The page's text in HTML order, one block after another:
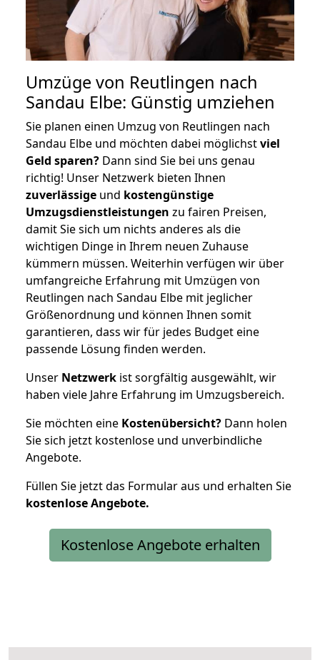
Umzüge von Reutlingen nach
Sandau Elbe: Günstig umziehen
Sie planen einen Umzug von Reutlingen nach
Sandau Elbe und möchten dabei möglichstviel
Geld sparen? Dann sind Sie bei uns genau
richtig! Unser Netzwerk bieten Ihnen
zuverlässige und kostengünstige
Umzugsdienstleistungen zu fairen Preisen,
damit Sie sich um nichts anderes als die
wichtigen Dinge in Ihrem neuen Zuhause
kümmern müssen. Weiterhin verfügen wir über
umfangreiche Erfahrung mit Umzügen von
Reutlingen nach Sandau Elbe mit jeglicher
Größenordnung und können Ihnen somit
garantieren, dass wir für jedes Budget eine
passende Lösung finden werden.
Unser Netzwerk ist sorgfältig ausgewählt, wir
haben viele Jahre Erfahrung im Umzugsbereich.
Sie möchten eine Kostenübersicht? Dann holen
Sie sich jetzt kostenlose und unverbindliche
Angebote.
Füllen Sie jetzt das Formular aus und erhalten Sie
kostenloseAngebote.
Kostenlose Angebote erhalten